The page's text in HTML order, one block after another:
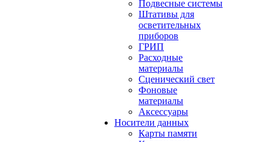
Подвесные системы
Штативы для
осветительных
приборов
ГРИП
Расходные
материалы
Сценический свет
Фоновые
материалы
Аксессуары
Носители данных
Карты памяти